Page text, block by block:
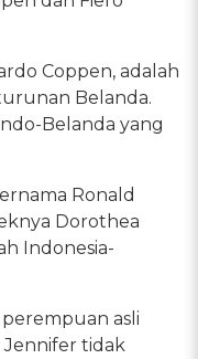
Coppen, adalah
Belanda.
Belanda yang
Ronald
Dorothea
Indonesia-
asli
Jennifer tidak